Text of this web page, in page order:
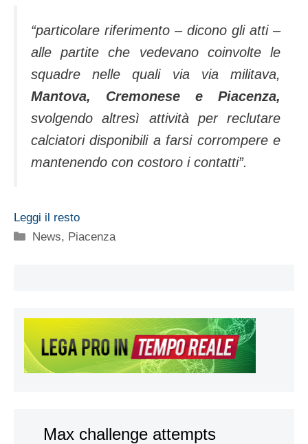
“particolare riferimento – dicono gli atti –
alle partite che vedevano coinvolte le
squadre nelle quali via via militava,
Mantova, Cremonese e Piacenza,
svolgendo altresì attività per reclutare
calciatori disponibili a farsi corrompere e
mantenendo con costoro i contatti”.
Leggi il resto
Categorie
News, Piacenza